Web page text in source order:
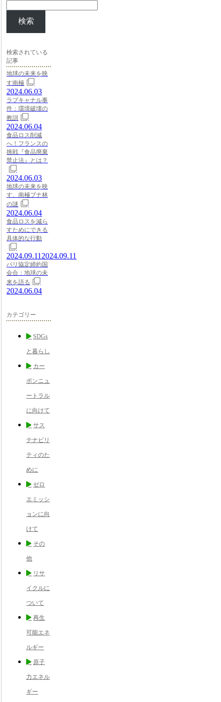
検索
検索されている
記事
地球の未来を映
す南極
2024.06.03
ラブキャナル事
件：環境破壊の
教訓
2024.06.04
食品ロス削減
へ！フランスの
挑戦『食品廃棄
禁止法』とは？
2024.06.03
地球の未来を映
す、南極ブナ林
の謎
2024.06.04
食品ロスを減ら
すためにできる
具体的な行動
2024.09.11 2024.09.11
パリ協定締約国
会合：地球の未
来を語る
2024.06.04
カテゴリー
SDGs
と暮らし
カー
ボンニュ
ートラル
に向けて
サス
テナビリ
ティのた
めに
ゼロ
エミッシ
ョンに向
けて
その
他
リサ
イクルに
ついて
再生
可能エネ
ルギー
原子
力エネル
ギー